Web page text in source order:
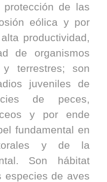
de las
eólica y por
productividad,
de organismos
y terrestres; son
juveniles de
de peces,
y por ende
fundamental en
y de la
Son hábitat
especies de aves